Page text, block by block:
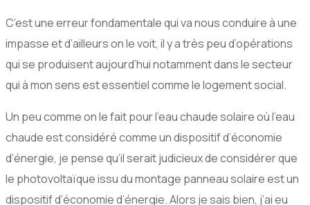
C’est une erreur fondamentale qui va nous conduire à une
impasse et d’ailleurs on le voit, il y a très peu d’opérations
qui se produisent aujourd’hui notamment dans le secteur
qui à mon sens est essentiel comme le logement social.
Un peu comme on le fait pour l’eau chaude solaire où l’eau
chaude est considéré comme un dispositif d’économie
d’énergie, je pense qu’il serait judicieux de considérer que
le photovoltaïque issu du montage panneau solaire est un
dispositif d’économie d’énergie. Alors je sais bien, j’ai eu